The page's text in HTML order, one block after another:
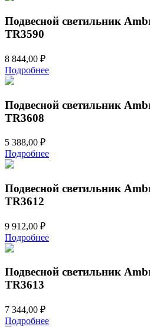
Подвесной светильник
TR3590
8 844,00 ₽
Подробнее
Подвесной светильник
TR3608
5 388,00 ₽
Подробнее
Подвесной светильник
TR3612
9 912,00 ₽
Подробнее
Подвесной светильник
TR3613
7 344,00 ₽
Подробнее